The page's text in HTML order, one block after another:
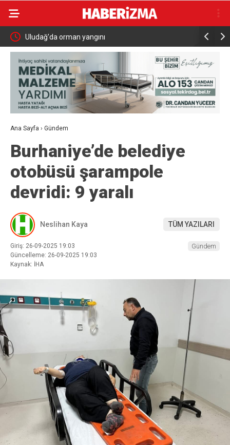
MHP Kula İlçe Başkanı Hüseyin Sönmez oldu
Ana Sayfa › Gündem
Burhaniye’de belediye
otobüsü şarampole
devridi: 9 yaralı
Neslihan Kaya TÜM YAZILARI
Giriş: 26-09-2025 19:03
Güncelleme: 26-09-2025 19:03
Kaynak: İHA
Gündem